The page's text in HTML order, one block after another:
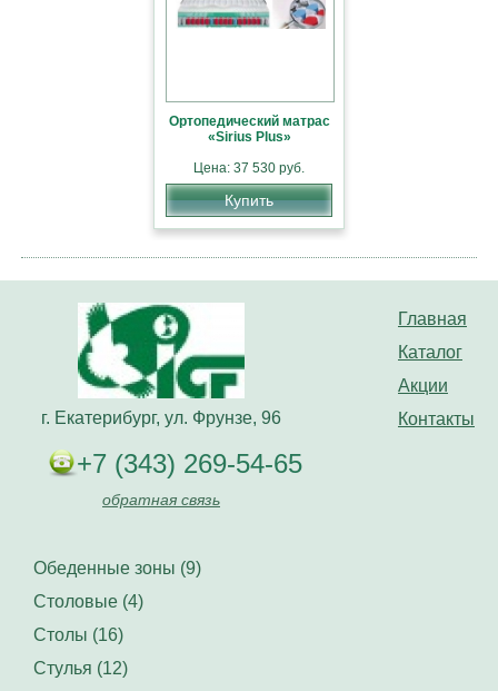
Ортопедический матрас
«Sirius Plus»
Цена: 37 530 руб.
Купить
Главная
Каталог
Акции
Контакты
г. Екатерибург, ул. Фрунзе, 96
+7 (343) 269-54-65
обратная связь
Обеденные зоны (9)
Столовые (4)
Столы (16)
Стулья (12)